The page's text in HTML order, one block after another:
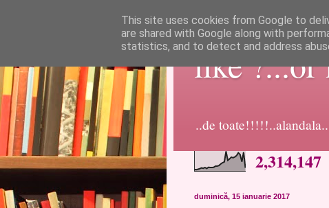
like ?...or
..de
2,314,147
duminică, 15 ianuarie 2017
This site uses cookies from Google to
are shared with Google along with
statistics, and to detect and address